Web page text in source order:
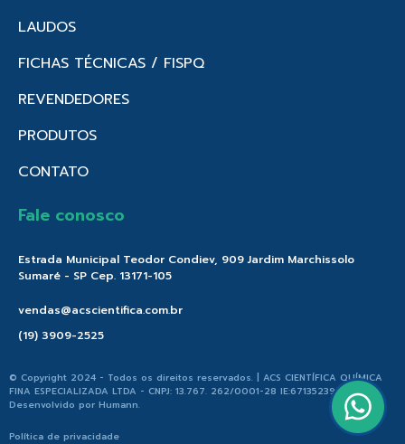
LAUDOS
FICHAS TÉCNICAS / FISPQ
REVENDEDORES
PRODUTOS
CONTATO
Fale conosco
Estrada Municipal Teodor Condiev, 909 Jardim Marchissolo
Sumaré - SP Cep. 13171-105
vendas@acscientifica.com.br
(19) 3909-2525
© Copyright 2024 - Todos os direitos reservados. | ACS CIENTÍFICA QUÍMICA
FINA ESPECIALIZADA LTDA - CNPJ: 13.767. 262/0001-28 IE:671352396.176 |
Desenvolvido por Humann.
Política de privacidade